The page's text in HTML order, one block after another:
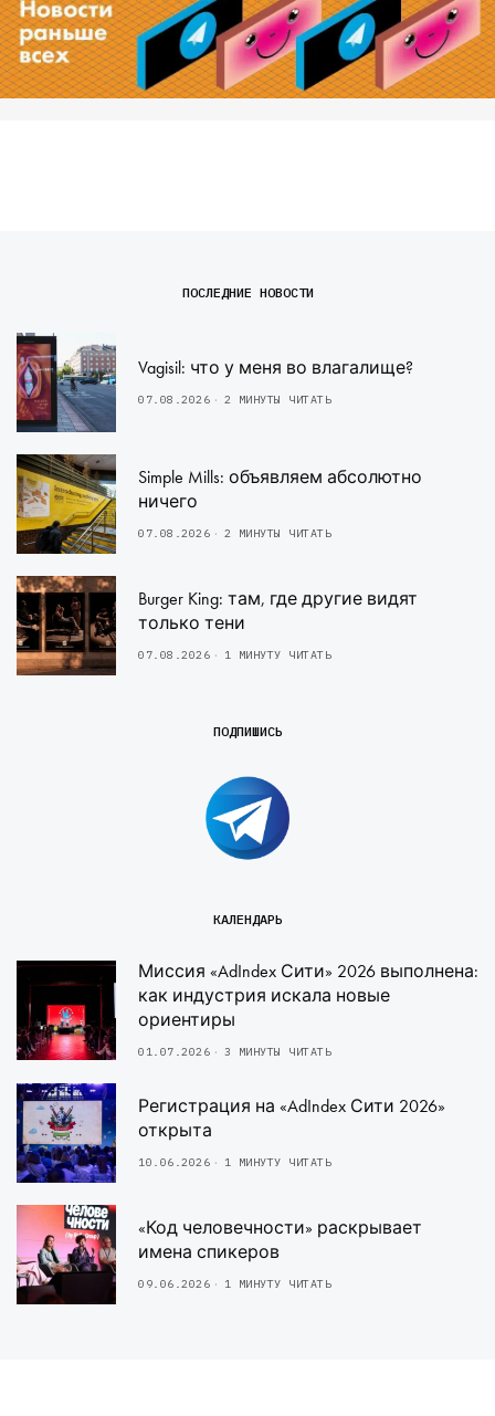
ПОСЛЕДНИЕ НОВОСТИ
Vagisil: что у меня во влагалище?
07.08.2026 2 МИНУТЫ ЧИТАТЬ
Simple Mills: объявляем абсолютно
ничего
07.08.2026 2 МИНУТЫ ЧИТАТЬ
Burger King: там, где другие видят
только тени
07.08.2026 1 МИНУТУ ЧИТАТЬ
ПОДПИШИСЬ
КАЛЕНДАРЬ
Миссия «AdIndex Сити» 2026 выполнена:
как индустрия искала новые
ориентиры
01.07.2026 3 МИНУТЫ ЧИТАТЬ
Регистрация на «AdIndex Сити 2026»
открыта
10.06.2026 1 МИНУТУ ЧИТАТЬ
«Код человечности» раскрывает
имена спикеров
09.06.2026 1 МИНУТУ ЧИТАТЬ